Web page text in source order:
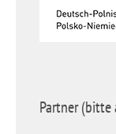
Partner